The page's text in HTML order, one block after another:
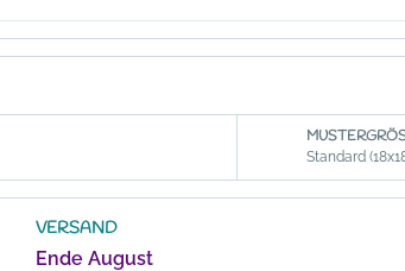
Standard
VERSAND
Ende August